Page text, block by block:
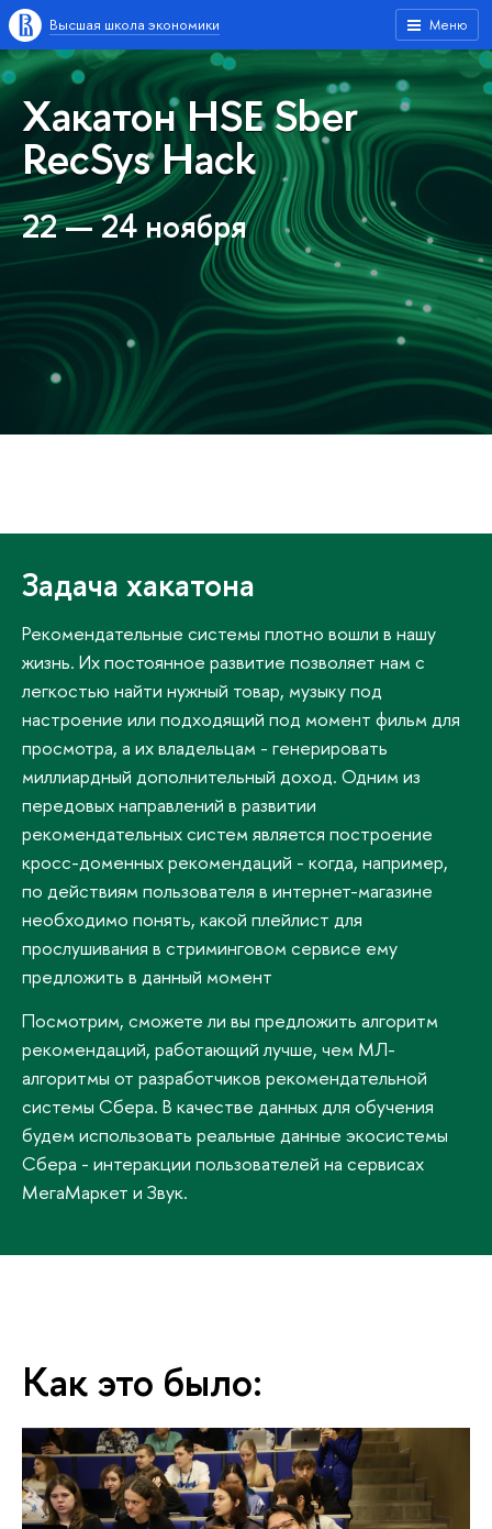
Меню
Высшая школа экономики
Хакатон HSE Sber
RecSys Hack
22 — 24 ноября
Задача хакатона
Рекомендательные системы плотно вошли в нашу
жизнь. Их постоянное развитие позволяет нам с
легкостью найти нужный товар, музыку под
настроение или подходящий под момент фильм для
просмотра, а их владельцам - генерировать
миллиардный дополнительный доход. Одним из
передовых направлений в развитии
рекомендательных систем является построение
кросс-доменных рекомендаций - когда, например,
по действиям пользователя в интернет-магазине
необходимо понять, какой плейлист для
прослушивания в стриминговом сервисе ему
предложить в данный момент
Посмотрим, сможете ли вы предложить алгоритм
рекомендаций, работающий лучше, чем МЛ-
алгоритмы от разработчиков рекомендательной
системы Сбера. В качестве данных для обучения
будем использовать реальные данные экосистемы
Сбера - интеракции пользователей на сервисах
МегаМаркет и Звук.
Как это было: